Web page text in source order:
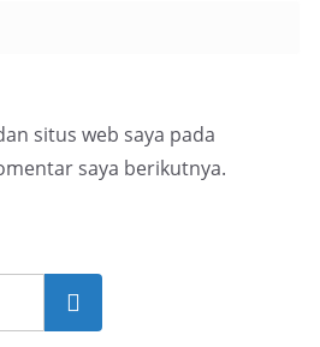
situs web saya pada
saya berikutnya.
Cari